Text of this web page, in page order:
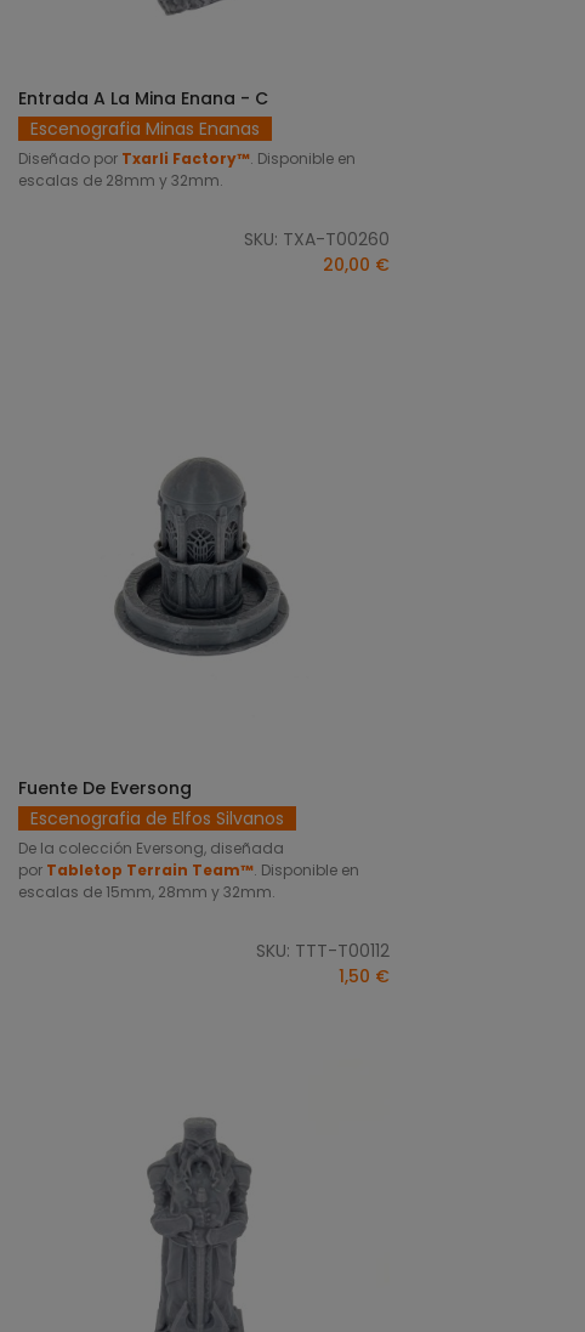
SELECCIONAR OPCIONES
Entrada A La Mina Enana - C
Escenografia Minas Enanas
Diseñado por Txarli Factory™. Disponible en
escalas de 28mm y 32mm.
SKU: TXA-T00260
20,00 €
SELECCIONAR OPCIONES
Fuente De Eversong
Escenografia de Elfos Silvanos
De la colección Eversong, diseñada
por Tabletop Terrain Team™. Disponible en
escalas de 15mm, 28mm y 32mm.
SKU: TTT-T00112
1,50 €